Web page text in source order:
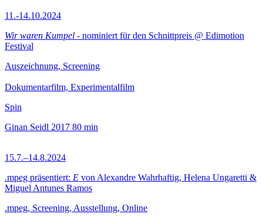
11.-14.10.2024
Wir waren Kumpel - nominiert für den Schnittpreis @ Edimotion
Festival
Auszeichnung, Screening
Dokumentarfilm, Experimentalfilm
Spin
Ginan Seidl 2017 80 min
15.7.–14.8.2024
.mpeg präsentiert: E von Alexandre Wahrhaftig, Helena Ungaretti &
Miguel Antunes Ramos
.mpeg, Screening, Ausstellung, Online